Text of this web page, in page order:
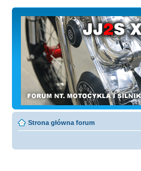
Strona główna forum